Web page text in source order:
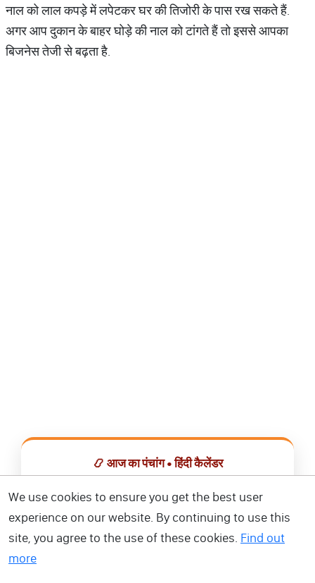
नाल को लाल कपड़े में लपेटकर घर की तिजोरी के पास रख सकते हैं.
अगर आप दुकान के बाहर घोड़े की नाल को टांगते हैं तो इससे आपका
बिजनेस तेजी से बढ़ता है.
📿 आज का पंचांग • हिंदी कैलेंडर
📅 हिंदी कैलेंडर ऐप डाउनलोड करें
We use cookies to ensure you get the best user
experience on our website. By continuing to use this
site, you agree to the use of these cookies. Find out
more